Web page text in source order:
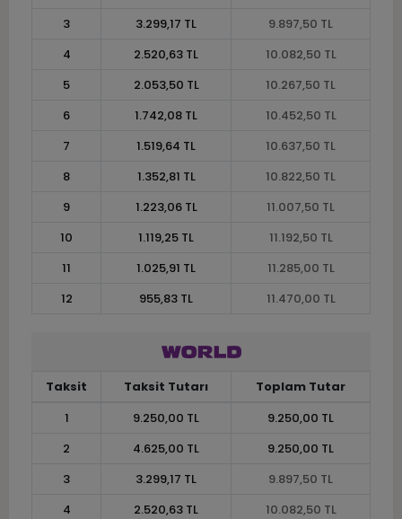
3
3.299,17 TL
9.897,50 TL
4
2.520,63 TL
10.082,50 TL
5
2.053,50 TL
10.267,50 TL
6
1.742,08 TL
10.452,50 TL
7
1.519,64 TL
10.637,50 TL
8
1.352,81 TL
10.822,50 TL
9
1.223,06 TL
11.007,50 TL
10
1.119,25 TL
11.192,50 TL
11
1.025,91 TL
11.285,00 TL
12
955,83 TL 11.470,00 TL
Taksit Taksit Tutarı
Toplam Tutar
1
9.250,00 TL
9.250,00 TL
2
4.625,00 TL
9.250,00 TL
3
3.299,17 TL
9.897,50 TL
4
2.520,63 TL
10.082,50 TL